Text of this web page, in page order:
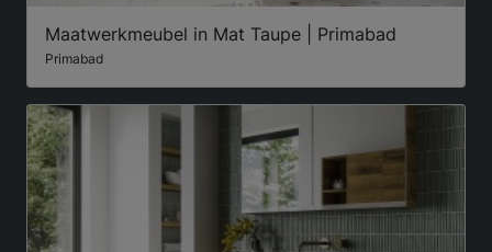
Maatwerkmeubel in Mat Taupe | Primabad
Primabad